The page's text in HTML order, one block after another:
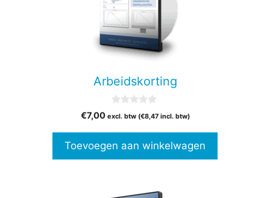
Arbeidskorting
v
5
€7,00 excl. btw (€8,47incl. btw)
Toevoegen aan winkelwagen